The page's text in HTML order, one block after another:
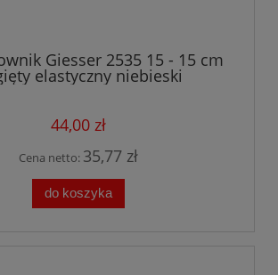
Giesser 2535 15 - 15 cm
elastyczny niebieski
44,00 zł
Cena netto: 35,77 zł
do koszyka